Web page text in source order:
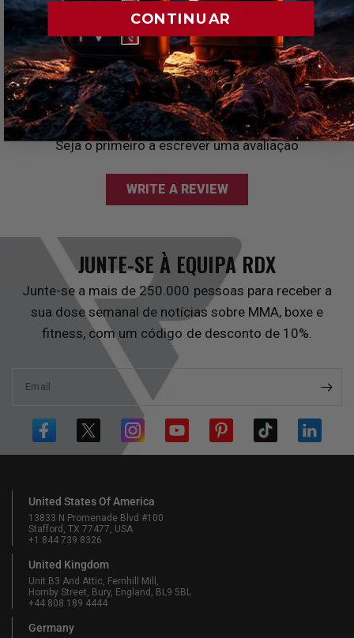
does my billing address have to match the
address on file with my credit card?
AVALIAÇÕES DE CLIENTES
Seja o primeiro a escrever uma avaliação
WRITE A REVIEW
JUNTE-SE À EQUIPARDX
Junte-se a mais de 250.000 pessoas para receber a
sua dose semanal de notícias sobre MMA, boxe e
fitness, com um código de desconto de 10%.
Email
United States Of America
13833 N Promenade Blvd #100
Stafford, TX 77477, USA
+1 844 739 8326
United Kingdom
Unit B3 And Attic, Fernhill Mill,
Hornby Street, Bury, England, BL9 5BL
+44 808 189 4444
Germany
CONTINUAR